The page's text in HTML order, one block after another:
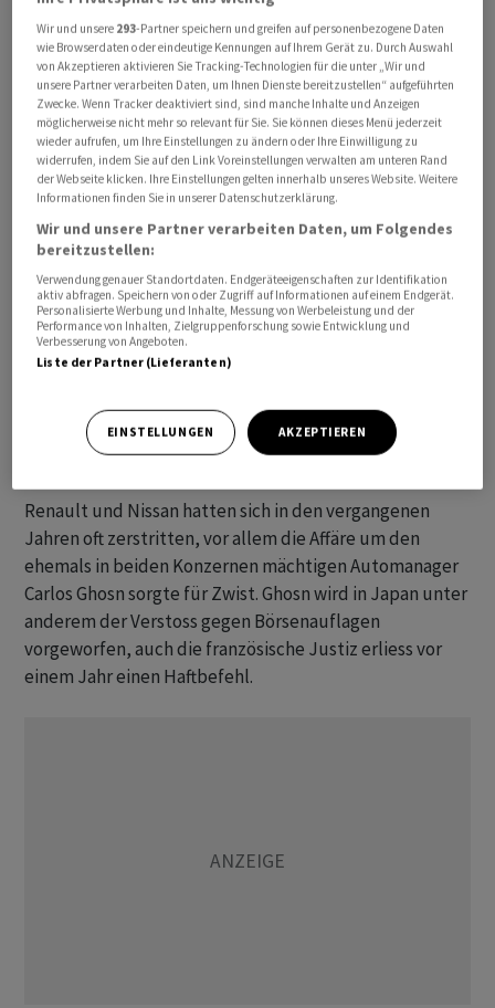
Renault kappt seine direkte Beteiligung an Nissan von
43 auf 15 Prozent - der Anteil, den auch die Japaner an
den Franzosen besitzen. Der Rest der Anteile von
Renault an Nissan soll in eine französische
Treuhandgesellschaft übertragen werden, die eine
neutrale Stimmrechtsausübung garantieren soll.
Dividenden und mögliche Erlöse aus Aktienverkäufen
kommen aber weiter Renault zugute. Abgeschlossen
Ampere soll von Renault künftig in Teilen an die Börse
gebracht werden, im Juni haben die Franzosen diesen
Schritt aber zunächst verschoben. Renault-Finanzchef
ersten Halbjahr 2024 geschehen, nachdem Renault
ursprünglich noch dieses Jahr ins Auge gefasst hatte.
Renault und Nissan hatten sich in den vergangenen
Jahren oft zerstritten, vor allem die Affäre um den
ehemals in beiden Konzernen mächtigen Automanager
Carlos Ghosn sorgte für Zwist. Ghosn wird in Japan unter
anderem der Verstoss gegen Börsenauflagen
vorgeworfen, auch die französische Justiz erliess vor
einem Jahr einen Haftbefehl.
Wir und unsere 293-Partner speichern und greifen auf personenbezogene Daten
wie Browserdaten oder eindeutige Kennungen auf Ihrem Gerät zu. Durch Auswahl
von Akzeptieren aktivieren Sie Tracking-Technologien für die unter „Wir und
unsere Partner verarbeiten Daten, um Ihnen Dienste bereitzustellen“ aufgeführten
Zwecke. Wenn Tracker deaktiviert sind, sind manche Inhalte und Anzeigen
möglicherweise nicht mehr so relevant für Sie. Sie können dieses Menü jederzeit
wieder aufrufen, um Ihre Einstellungen zu ändern oder Ihre Einwilligung zu
widerrufen, indem Sie auf den Link Voreinstellungen verwalten am unteren Rand
der Webseite klicken. Ihre Einstellungen gelten innerhalb unseres Website. Weitere
Informationen finden Sie in unserer Datenschutzerklärung.
Wir und unsere Partner verarbeiten Daten, um Folgendes
bereitzustellen:
Verwendung genauer Standortdaten. Endgeräteeigenschaften zur Identifikation
aktiv abfragen. Speichern von oder Zugriff auf Informationen auf einem Endgerät.
Personalisierte Werbung und Inhalte, Messung von Werbeleistung und der
Performance von Inhalten, Zielgruppenforschung sowie Entwicklung und
Verbesserung von Angeboten.
Liste der Partner (Lieferanten)
EINSTELLUNGEN AKZEPTIEREN